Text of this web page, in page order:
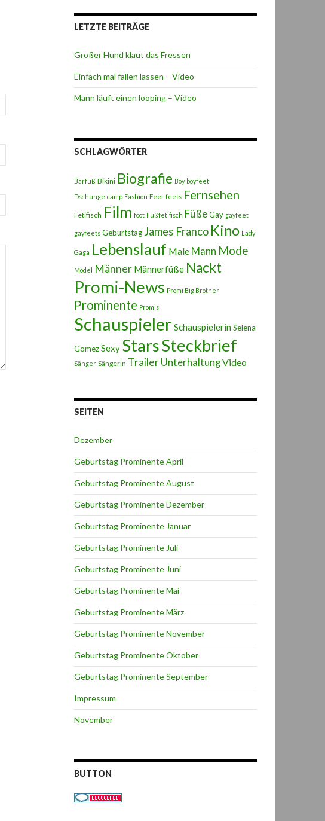
LETZTE BEITRÄGE
Großer Hund klaut das Fressen
Einfach mal fallen lassen – Video
Mann läuft einen looping – Video
SCHLAGWÖRTER
Barfuß Bikini Biografie Boy boyfeet
Dschungelcamp Fashion Feet feets Fernsehen
Fetifisch Film foot Fußfetifisch FüßeGay gayfeet
gayfeets Geburtstag James Franco Kino Lady
Gaga Lebenslauf Male Mann Mode
Model Männer Männerfüße Nackt
Promi-News Promi Big Brother
Prominente Promis
Schauspieler Schauspielerin Selena
GomezSexy StarsSteckbrief
Sänger Sängerin Trailer UnterhaltungVideo
SEITEN
Dezember
Geburtstag Prominente April
Geburtstag Prominente August
Geburtstag Prominente Dezember
Geburtstag Prominente Januar
Geburtstag Prominente Juli
Geburtstag Prominente Juni
Geburtstag Prominente Mai
Geburtstag Prominente März
Geburtstag Prominente November
Geburtstag Prominente Oktober
Geburtstag Prominente September
Impressum
November
BUTTON